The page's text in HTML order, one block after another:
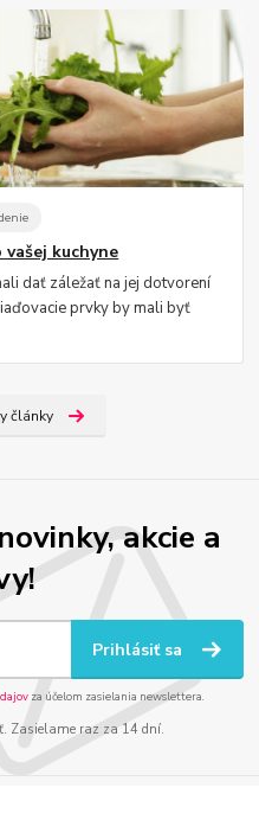
kuchyne
dať záležať na jej dotvorení
prvky by mali byť
články
akcie a
Prihlásiť sa
za účelom zasielania newslettera.
Zasielame raz za 14 dní.